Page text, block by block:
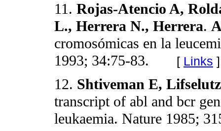
11. Rojas-Atencio A,
L., Herrera N., Herrera.
cromosómicas en la
1993; 34:75-83. [ Links ]
12. Shtiveman E,
transcript of abl and bcr
leukaemia. Nature 1985;